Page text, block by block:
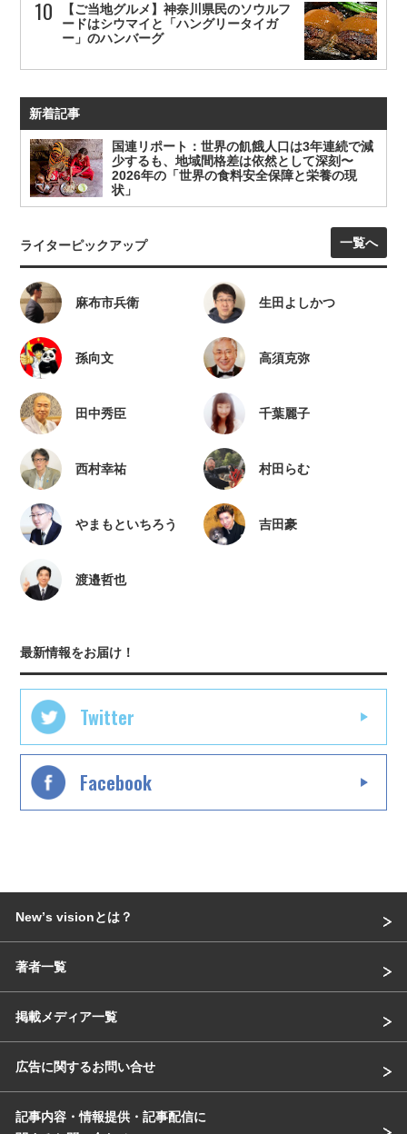
【ご当地グルメ】神奈川県民のソウルフ
ードはシウマイと「ハングリータイガ
ー」のハンバーグ
新着記事
国連リポート：世界の飢餓人口は3年連続で減
少するも、地域間格差は依然として深刻〜
2026年の「世界の食料安全保障と栄養の現
状」
ライターピックアップ 一覧へ
麻布市兵衛 生田よしかつ
孫向文 高須克弥
田中秀臣 千葉麗子
西村幸祐 村田らむ
やまもといちろう 吉田豪
渡邉哲也
最新情報をお届け！
Twitter
Facebook
Newʼs visionとは？
著者一覧
掲載メディア一覧
広告に関するお問い合せ
記事内容・情報提供・記事配信に